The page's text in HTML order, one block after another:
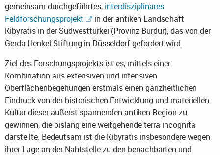
gemeinsam durchgeführtes, interdisziplinäres
Feldforschungsprojekt
in der antiken Landschaft
Kibyratis in der Südwesttürkei (Provinz Burdur), das von der
Gerda-Henkel-Stiftung in Düsseldorf gefördert wird.
Ziel des Forschungsprojekts ist es, mittels einer
Kombination aus extensiven und intensiven
Oberflächenbegehungen erstmals einen ganzheitlichen
Eindruck von der historischen Entwicklung und materiellen
Kultur dieser äußerst spannenden antiken Region zu
gewinnen, die bislang eine weitgehende terra incognita
darstellte. Bedeutsam ist die Kibyratis insbesondere wegen
ihrer Lage an der Nahtstelle zu den benachbarten und